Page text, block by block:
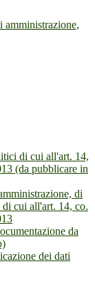
di cui all'art. 14,
(da pubblicare in
di
cui all'art. 14, co.
da
dei dati